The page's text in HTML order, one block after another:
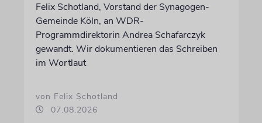
Felix Schotland, Vorstand der Synagogen-
Gemeinde Köln, an WDR-
Programmdirektorin Andrea Schafarczyk
gewandt. Wir dokumentieren das Schreiben
im Wortlaut
von Felix Schotland
07.08.2026